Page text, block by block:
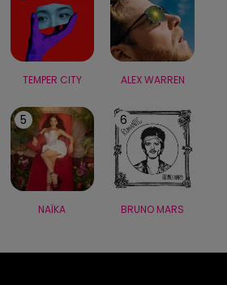
TEMPER CITY ALEX WARREN
5
NAÏKA
6
BRUNO MARS